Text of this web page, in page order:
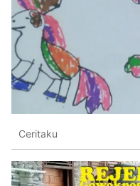
Ceritaku